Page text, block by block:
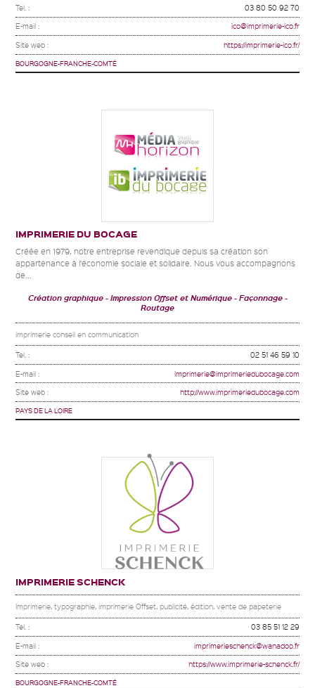
Tel. : 03 80 50 92 70
E-mail : ico@imprimerie-ico.fr
Site web : https://imprimerie-ico.fr/
BOURGOGNE-FRANCHE-COMTÉ
IMPRIMERIE DU BOCAGE
Créée en 1979, notre entreprise revendique depuis sa création son
appartenance à l’économie sociale et solidaire. Nous vous accompagnons
de...
Création graphique Impression Offset et Numérique
Façonnage -
Routage
imprimerie conseil en communication
Tel. : 02 51 46 59 10
E-mail : imprimerie@imprimeriedubocage.com
Site web : http://www.imprimeriedubocage.com
PAYS DE LA LOIRE
IMPRIMERIE SCHENCK
Imprimerie, typographie, imprimerie Offset, publicité, édition, vente de papeterie
Tel. : 03 85 51 12 29
E-mail : imprimerieschenck@wanadoo.fr
Site web : https://www.imprimerie-schenck.fr/
BOURGOGNE-FRANCHE-COMTÉ